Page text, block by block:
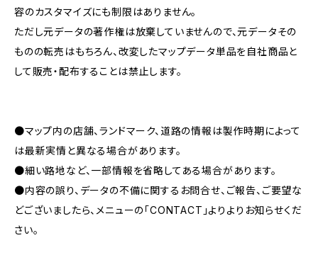
容のカスタマイズにも制限はありません。
ただし元データの著作権は放棄していませんので、元データその
ものの転売はもちろん、改変したマップデータ単品を自社商品と
して販売・配布することは禁止します。
●マップ内の店舗、ランドマーク、道路の情報は製作時期によって
は最新実情と異なる場合があります。
●細い路地など、一部情報を省略してある場合があります。
●内容の誤り、データの不備に関するお問合せ、ご報告、ご要望な
どございましたら、メニューの「CONTACT」よりよりお知らせくだ
さい。